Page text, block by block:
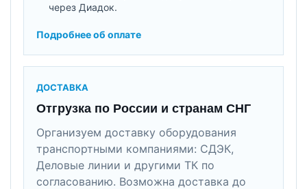
через Диадок.
Подробнее об оплате
ДОСТАВКА
Отгрузка по России и странам СНГ
Организуем доставку оборудования
транспортными компаниями: СДЭК,
Деловые линии и другими ТК по
согласованию. Возможна доставка до